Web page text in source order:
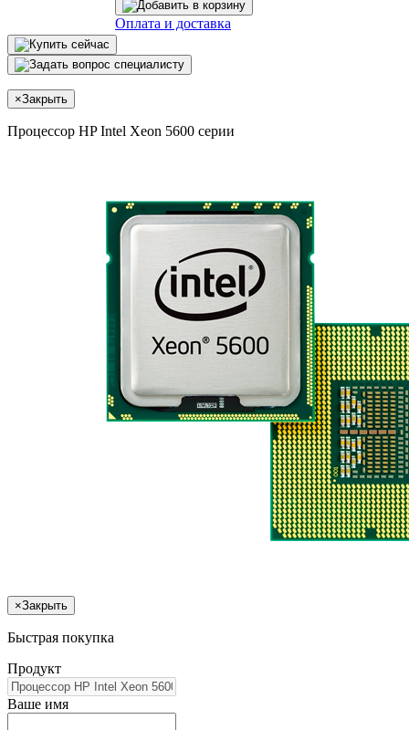
Оплата и доставка
×Закрыть
Процессор HP Intel Xeon 5600 серии
×Закрыть
Быстрая покупка
Продукт
Ваше имя